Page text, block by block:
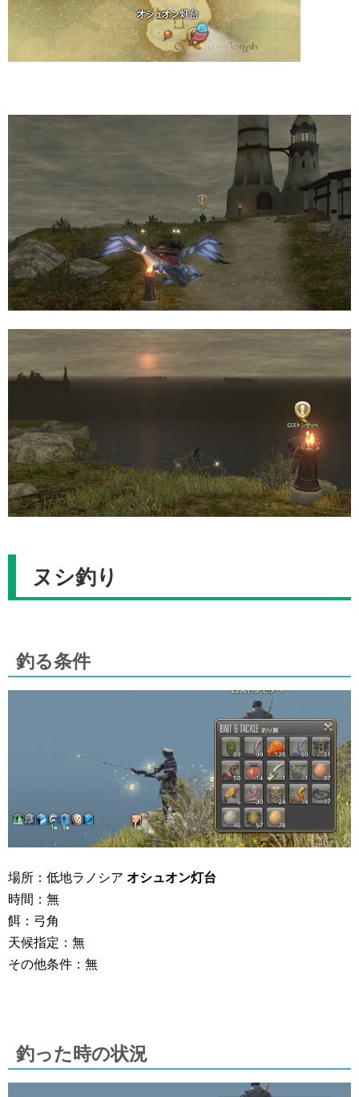
ヌシ釣り
釣る条件
場所：低地ラノシア オシュオン灯台
時間：無
餌：弓角
天候指定：無
その他条件：無
釣った時の状況